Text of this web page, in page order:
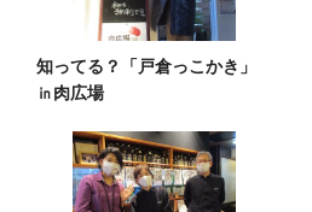
知ってる？「戸倉っこかき」
㏌肉広場